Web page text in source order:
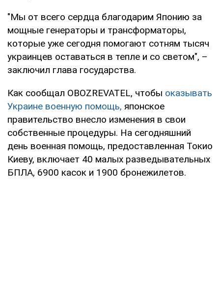
"Мы от всего сердца благодарим Японию за
мощные генераторы и трансформаторы,
которые уже сегодня помогают сотням тысяч
украинцев оставаться в тепле и со светом", –
заключил глава государства.
Как сообщал OBOZREVATEL, чтобы оказывать
Украине военную помощь, японское
правительство внесло изменения в свои
собственные процедуры. На сегодняшний
день военная помощь, предоставленная Токио
Киеву, включает 40 малых разведывательных
БПЛА, 6900 касок и 1900 бронежилетов.